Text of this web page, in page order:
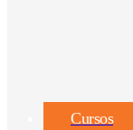
Cursos